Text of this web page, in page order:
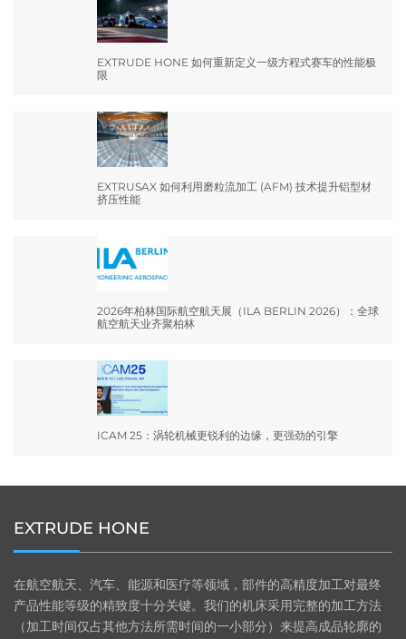
EXTRUDE HONE 如何重新定义一级方程式赛车的性能极
限
EXTRUSAX 如何利用磨粒流加工 (AFM) 技术提升铝型材
挤压性能
2026年柏林国际航空航天展（ILA BERLIN 2026）：全球
航空航天业齐聚柏林
ICAM 25：涡轮机械更锐利的边缘，更强劲的引擎
EXTRUDE HONE
在航空航天、汽车、能源和医疗等领域，部件的高精度加工对最终
产品性能等级的精致度十分关键。我们的机床采用完整的加工方法
（加工时间仅占其他方法所需时间的一小部分）来提高成品轮廓的